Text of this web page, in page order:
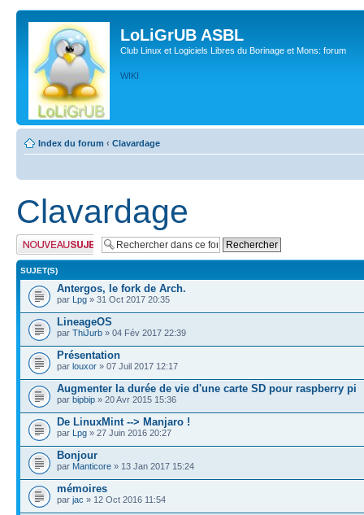
LoLiGrUB ASBL
Club Linux et Logiciels Libres du Borinage et Mons: forum
WIKI
Index du forum ‹ Clavardage
Clavardage
Publier un nouveau
sujet
SUJET(S)
Antergos, le fork de Arch.
par Lpg » 31 Oct 2017 20:35
LineageOS
par ThiJurb » 04 Fév 2017 22:39
Présentation
par louxor » 07 Juil 2017 12:17
Augmenter la durée de vie d'une carte SD pour raspberry pi
par bipbip » 20 Avr 2015 15:36
De LinuxMint --> Manjaro !
par Lpg » 27 Juin 2016 20:27
Bonjour
par Manticore » 13 Jan 2017 15:24
mémoires
par jac » 12 Oct 2016 11:54